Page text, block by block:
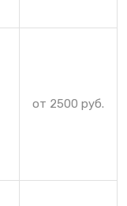
от 2500 руб.